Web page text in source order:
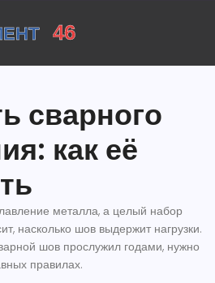
сварного
как её
металла, а целый набор
насколько шов выдержит нагрузки.
шов прослужил годами, нужно
правилах.